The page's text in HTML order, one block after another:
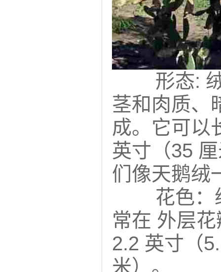
形态:
茎和肉质、
成。它可以
英寸（35
们像天鹅
花色：
常在 外层
2.2 英寸（
米）。